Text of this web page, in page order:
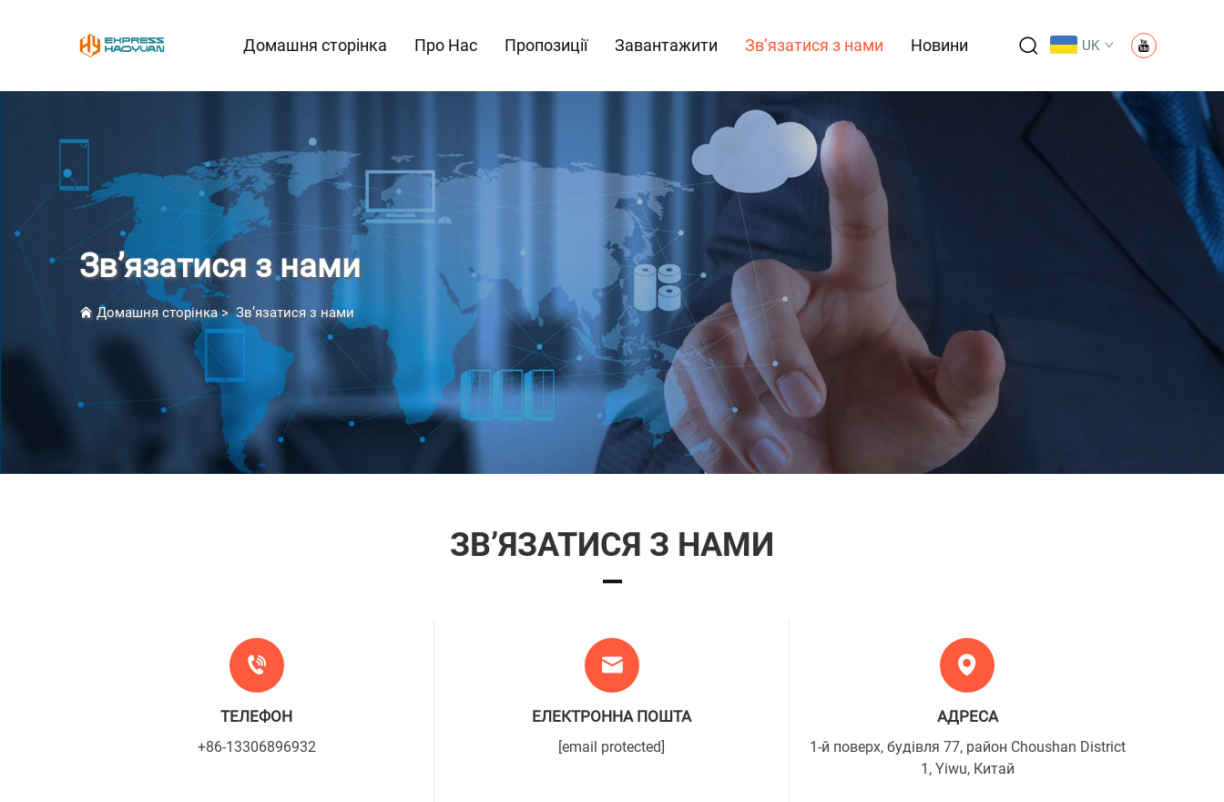
Домашня сторінка Про Нас Пропозиції Завантажити Зв’язатися з нами Новини UK
Зв’язатися з нами
Домашня сторінка>Зв’язатися з нами
ЗВ’ЯЗАТИСЯ З НАМИ
ТЕЛЕФОН
+86-13306896932
ЕЛЕКТРОННА ПОШТА
[email protected]
АДРЕСА
1-й поверх, будівля 77, район Choushan District
1, Yiwu, Китай